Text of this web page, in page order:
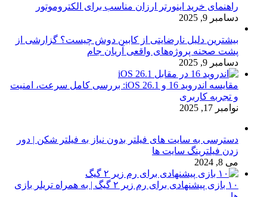
راهنمای خرید اینورتر ارزان مناسب برای الکتروموتور
دسامبر 9, 2025
بیشترین دلیل نارضایتی از کابین دوش چیست؟ گزارشی از
پشت صحنه پروژه‌های واقعی آریان جام
دسامبر 9, 2025
مقایسه اندروید 16 و iOS 26.1: بررسی کامل سرعت، امنیت
و تجربه کاربری
نوامبر 17, 2025
دسترسی به سایت های فیلتر بدون نیاز به فیلتر شکن | دور
زدن فیلترینگ سایت ها
می 8, 2024
۱۰ بازی پیشنهادی برای رم زیر ۲ گیگ | به همراه تریلر بازی